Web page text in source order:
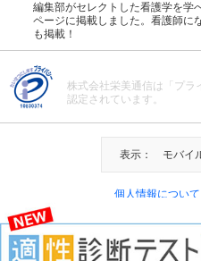
編集部がセレクトした看護学を学
ページに掲載しました。看護師に
も掲載！
株式会社栄美通信は「プラ
認定されています。
表示： モバ
個人情報について
＠Eibi Tsushin